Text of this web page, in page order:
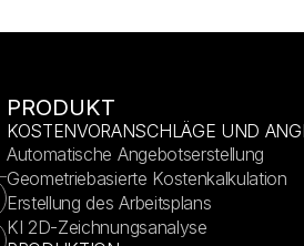
PRODUKT
KOSTENVORANSCHLÄGE UND
Automatische Angebotserstellung
Geometriebasierte Kostenkalkulation
Erstellung des Arbeitsplans
KI 2D-Zeichnungsanalyse